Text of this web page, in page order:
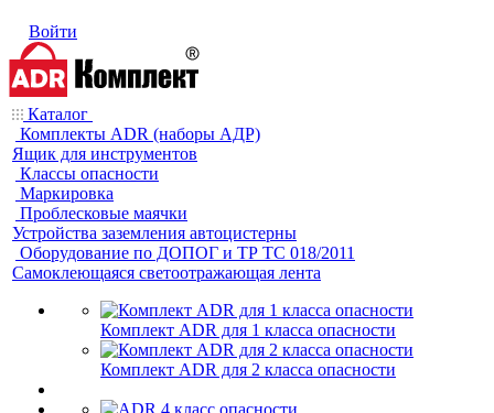
Войти
Каталог
Комплекты ADR (наборы АДР)
Ящик для инструментов
Классы опасности
Маркировка
Проблесковые маячки
Устройства заземления автоцистерны
Оборудование по ДОПОГ и ТР ТС 018/2011
Самоклеющаяся светоотражающая лента
Комплект ADR для 1 класса опасности
Комплект ADR для 2 класса опасности